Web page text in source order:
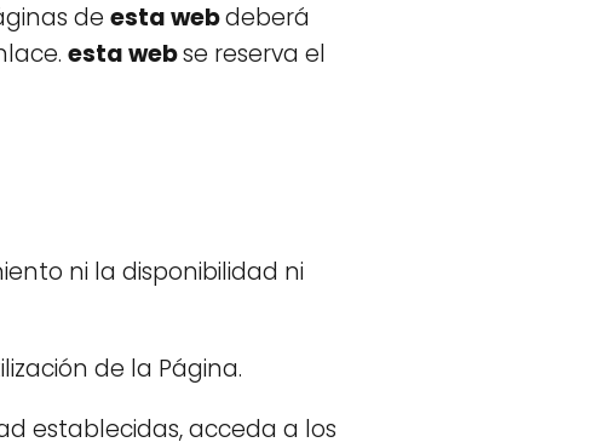
de esta webdeberá
esta webse reserva el
ni la disponibilidad ni
de la Página.
establecidas, acceda a los